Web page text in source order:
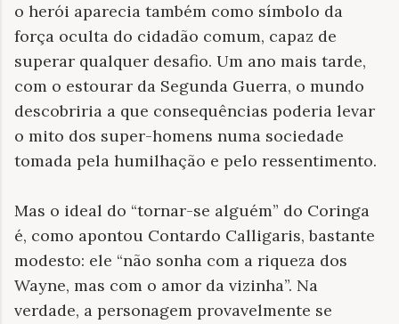
o herói aparecia também como símbolo da
força oculta do cidadão comum, capaz de
superar qualquer desafio. Um ano mais tarde,
com o estourar da Segunda Guerra, o mundo
descobriria a que consequências poderia levar
o mito dos super-homens numa sociedade
tomada pela humilhação e pelo ressentimento.
Mas o ideal do “tornar-se alguém” do Coringa
é, como apontou Contardo Calligaris, bastante
modesto: ele “não sonha com a riqueza dos
Wayne, mas com o amor da vizinha”. Na
verdade, a personagem provavelmente se